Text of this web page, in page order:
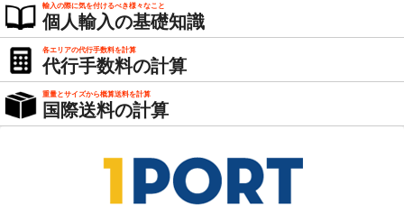
輸入の際に気を付けるべき様々なこと
個人輸入の基礎知識
各エリアの代行手数料を計算
代行手数料の計算
重量とサイズから概算送料を計算
国際送料の計算